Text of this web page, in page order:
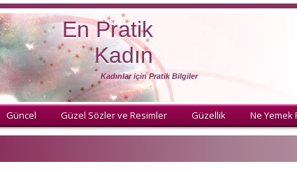
En Pratik
Kadın
Kadınlar için Pratik Bilgiler
Güncel Güzel Sözler ve Resimler Güzellik Ne Yemek